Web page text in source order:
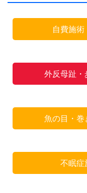
自費施
外反母趾・
魚の目・巻
不眠症